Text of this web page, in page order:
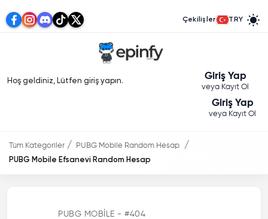
Çekilişler TRY
Hoş geldiniz, Lütfen giriş yapın. Giriş Yap
veya Kayıt Ol
Giriş Yap
veya Kayıt Ol
Tüm Kategoriler
PUBG Mobile Random Hesap
PUBG Mobile Efsanevi Random Hesap
PUBG MOBILE - #404